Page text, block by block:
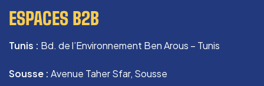
ESPACES B2B
Tunis : Bd. de l’Environnement Ben Arous – Tunis
Sousse : Avenue Taher Sfar, Sousse